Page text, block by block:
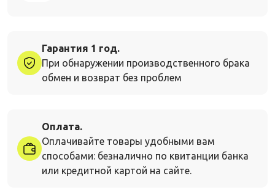
Гарантия 1 год.
При обнаружении производственного брака
обмен и возврат без проблем
Оплата.
Оплачивайте товары удобными вам
способами: безналично по квитанции банка
или кредитной картой на сайте.